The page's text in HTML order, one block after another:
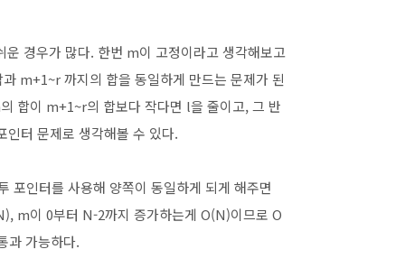
경우가 많다. 한번 m이 고정이라고 생각해보고
m+1~r 까지의 합을 동일하게 만드는 문제가 된
합이 m+1~r의 합보다 작다면 l을 줄이고, 그 반
터 문제로 생각해볼 수 있다.
인터를 사용해 양쪽이 동일하게 되게 해주면
m이 0부터 N-2까지 증가하는게 O(N)이므로 O
과 가능하다.